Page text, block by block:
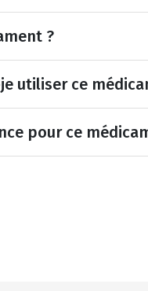
?
utiliser ce
pour ce